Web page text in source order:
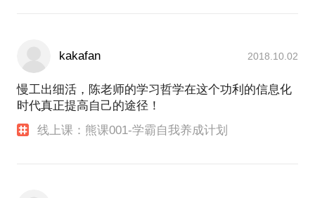
kakafan 2018.10.02
慢工出细活，陈老师的学习哲学在这个功利的信息化
时代真正提高自己的途径！
线上课：熊课001-学霸自我养成计划